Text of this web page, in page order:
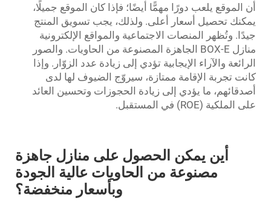
أن الموقع يلعب دورًا مهمًّا أيضًا؛ فإذا كان الموقع جميلًا،
يمكنك تحصيل أسعار أعلى. ولذلك، يجب تسويق المنتج
جيدًا. وتُظهر المنصات الاجتماعية والمواقع الإلكترونية
منازل BOX-E الجاهزة المصنوعة من الحاويات. والصور
الرائعة والآراء الإيجابية تؤدي إلى زيادة عدد الزوّار. وإذا
كانت تجربة الإقامة ممتازة، سيروّج الضيوف لها لدى
أصدقائهم، ما يؤدي إلى زيادة الحجوزات وتحسين العائد
على الملكية (ROE) في المستقبل.
أين يمكن الحصول على منازل جاهزة
مصنوعة من الحاويات عالية الجودة
وبأسعار منخفضة؟